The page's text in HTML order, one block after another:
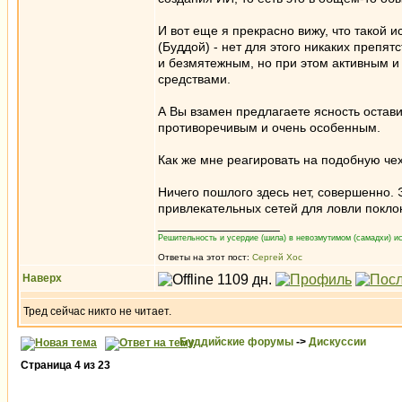
И вот еще я прекрасно вижу, что такой
(Буддой) - нет для этого никаких
и безмятежным, но при этом активным
средствами.
А Вы взамен предлагаете ясность
противоречивым и очень особенным.
Как же мне реагировать на подобную
Ничего пошлого здесь нет,
привлекательных сетей для ловли
Решительность и усердие (шила) в невозмутимом (самадхи)
Ответы на этот пост: Сергей Хос
Наверх
Тред сейчас никто не читает.
Буддийские форумы -> Дискуссии
Страница 4 из 23